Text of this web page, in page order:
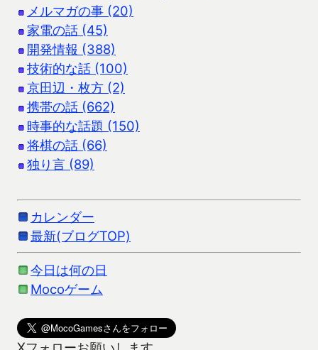
メルマガの事 (20)
家電の話 (45)
開発情報 (388)
技術的な話 (100)
京田辺・枚方 (2)
携帯の話 (662)
時事的な話題 (150)
将棋の話 (66)
独り言 (89)
カレンダー
最新(ブログTOP)
今日は何の日
Mocoゲーム
Xフォローお願いします。